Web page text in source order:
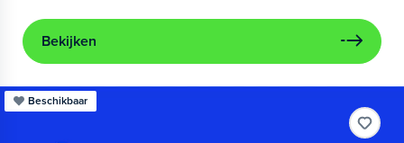
Bekijken
Beschikbaar